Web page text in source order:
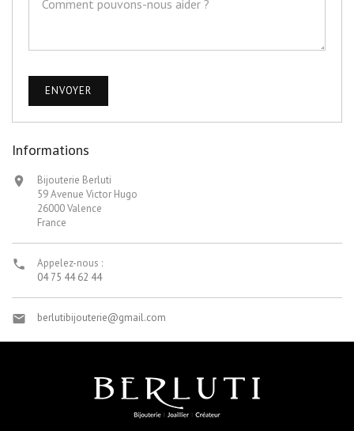
Informations

Bijouterie Berluti
59 Avenue Victor Hugo
26000 Valence
France

Appelez-nous :
04 75 44 62 44
 berlutibijouterie@gmail.com